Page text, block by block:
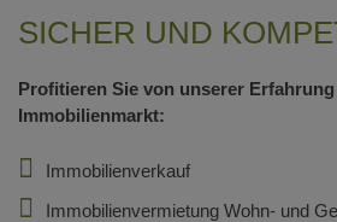
SICHER UND
Profitieren Sie von unserer Erfahrung
Immobilienmarkt:
Immobilienverkauf
Immobilienvermietung Wohn- und